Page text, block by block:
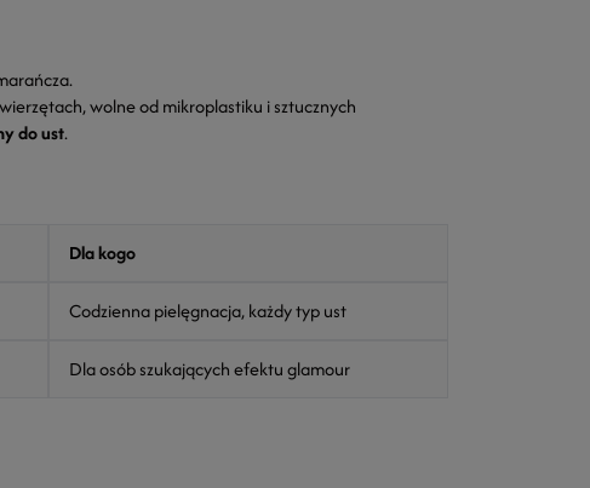
wolne od mikroplastiku i sztucznych
do ust.
Dla kogo
Codzienna pielęgnacja, każdy typ ust
Dla osób szukających efektu glamour